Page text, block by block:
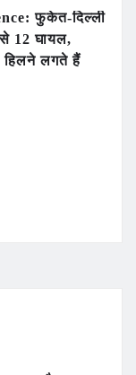
फुकेत-दिल्ली
12 घायल,
हिलने लगते हैं